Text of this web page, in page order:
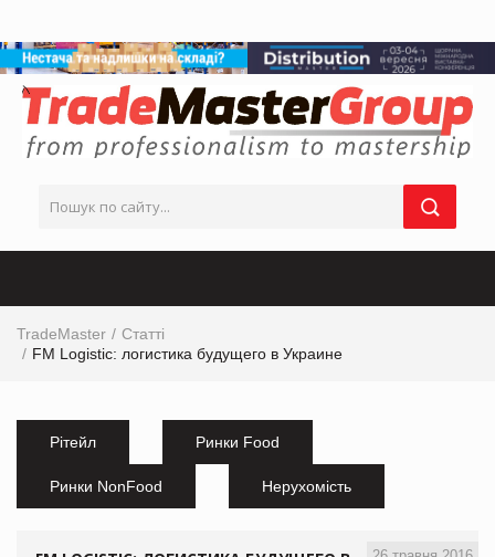
TradeMaster
Статті
FM Logistic: логистика будущего в Украине
Рітейл Ринки Food
Ринки NonFood Нерухомість